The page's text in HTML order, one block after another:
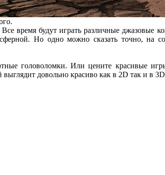
время будут играть различные джазовые
Но одно можно сказать точно, на
головоломки. Или цените красивые
довольно красиво как в 2D так и в